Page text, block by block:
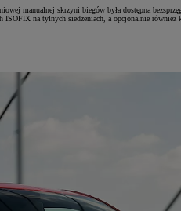
skrzyni biegów była dostępna
na tylnych siedzeniach, a opcjonalnie również